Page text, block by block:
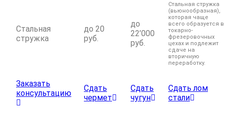
Стальная
стружка
до 20
руб.
до
22’000
руб.
Стальная стружка
(вьюнообразная),
которая чаще
всего образуется в
токарно-
фрезеровочных
цехах и подлежит
сдаче на
вторичную
переработку.
Заказать
консультацию
Сдать
чермет
Сдать
чугун
Сдать лом
стали